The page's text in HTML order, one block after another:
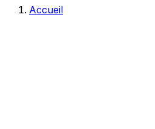
Accueil